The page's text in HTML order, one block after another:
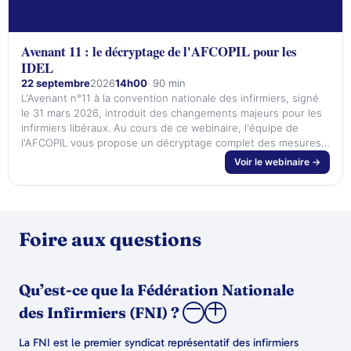
Avenant 11 : le décryptage de l'AFCOPIL pour les
IDEL
22 septembre202614h00· 90 min
L'Avenant n°11 à la convention nationale des infirmiers, signé
le 31 mars 2026, introduit des changements majeurs pour les
infirmiers libéraux. Au cours de ce webinaire, l'équipe de
l'AFCOPIL vous propose un décryptage complet des mesures
clés : - Revalorisations tarifaires ; - Nouveaux actes de
surveillance ; - Prise en charge de la dépendance ; - Nouvelles
compétences ; -…
Voir le webinaire →
Foire aux questions
Qu’est-ce que la Fédération Nationale
des Infirmiers (FNI) ?
La FNI est le premier syndicat représentatif des infirmiers